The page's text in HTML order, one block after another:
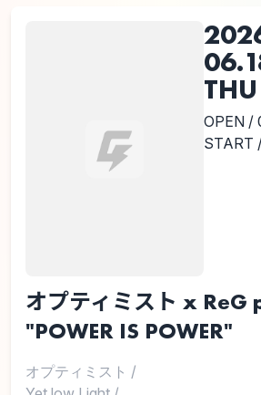
THU
OPEN /
START
オプティミスト x ReG
"POWER IS POWER"
オプティミスト /